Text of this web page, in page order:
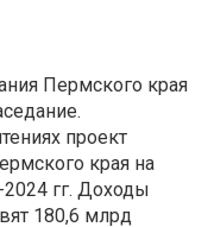
Пермского края
проект
края на
гг. Доходы
180,6 млрд